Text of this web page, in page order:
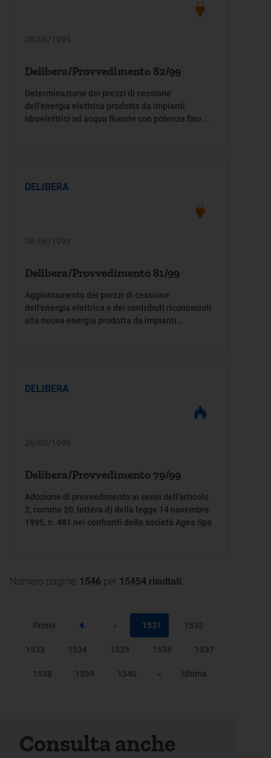
08/06/1999
Delibera/Provvedimento 82/99
Determinazione dei prezzi di cessione
dell'energia elettrica prodotta da impianti
idroelettrici ad acqua fluente con potenza fino a
DELIBERA
08/06/1999
Delibera/Provvedimento 81/99
Aggiornamento dei prezzi di cessione
dell'energia elettrica e dei contributi riconosciuti
alla nuova energia prodotta da impianti
DELIBERA
26/05/1999
Delibera/Provvedimento 79/99
Adozione di provvedimento ai sensi dell'articolo
2, comma 20, lettera d) della legge 14 novembre
1995, n. 481 nei confronti della società Agea Spa
Numero pagine: 1546 per 15454 risultati.
Prima
Step precedente
« 1531 1532
1533 1534 1535 1536 1537
1538 1539 1540 » Ultima
Consulta anche